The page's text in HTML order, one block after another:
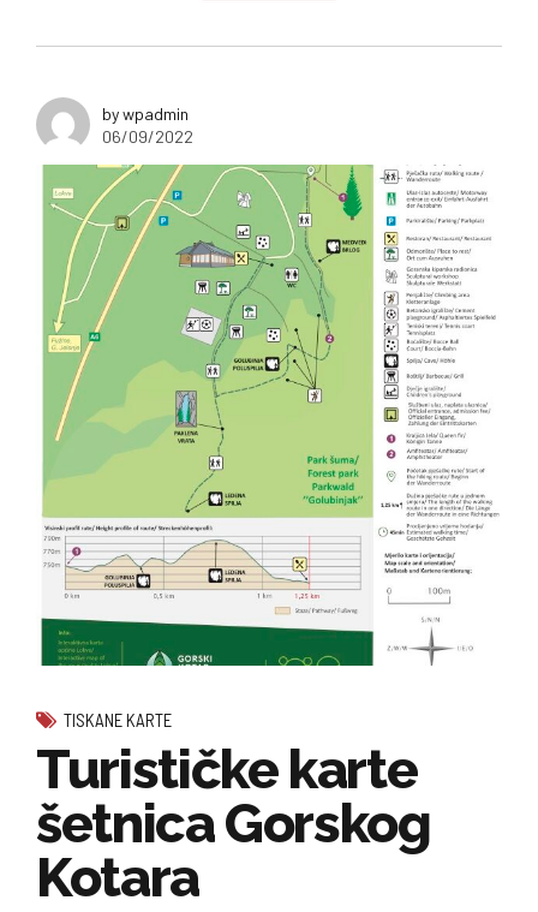
by wpadmin
06/09/2022
TISKANE KARTE
Turističke karte
šetnica Gorskog
Kotara